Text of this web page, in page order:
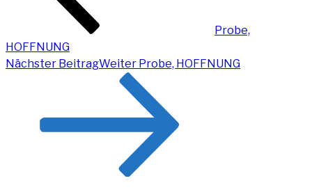
Probe,
HOFFNUNG
Nächster BeitragWeiter Probe, HOFFNUNG